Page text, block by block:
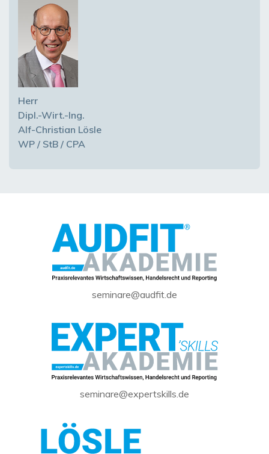
Herr
Dipl.-Wirt.-Ing.
Alf-Christian Lösle
WP / StB / CPA
seminare@audfit.de
seminare@expertskills.de